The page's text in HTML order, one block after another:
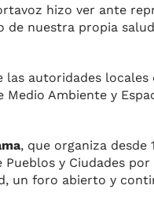
hizo ver ante
de nuestra propia
las autoridades
Medio Ambiente y
, que organiza desde
y Ciudades
un foro abierto y